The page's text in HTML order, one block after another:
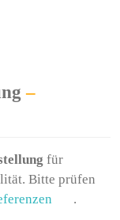
–
für
Bitte prüfen
.